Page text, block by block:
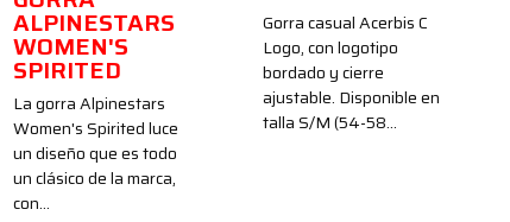
ALPINESTARS
WOMEN'S
SPIRITED
La gorra Alpinestars
Women's Spirited luce
un diseño que es todo
un clásico de la marca,
con…
Gorra casual Acerbis C
Logo, con logotipo
bordado y cierre
ajustable. Disponible en
talla S/M (54-58…